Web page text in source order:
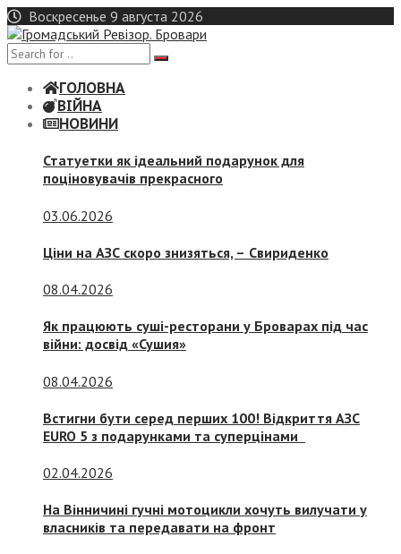
Skip
to
content
Воскресенье 9 августа 2026
ГОЛОВНА
ВІЙНА
НОВИНИ
Статуетки як ідеальний подарунок для
поціновувачів прекрасного
03.06.2026
Ціни на АЗС скоро знизяться, – Свириденко
08.04.2026
Як працюють суші-ресторани у Броварах під час
війни: досвід «Сушия»
08.04.2026
Встигни бути серед перших 100! Відкриття АЗС
EURO 5 з подарунками та суперцінами
02.04.2026
На Вінничині гучні мотоцикли хочуть вилучати у
власників та передавати на фронт